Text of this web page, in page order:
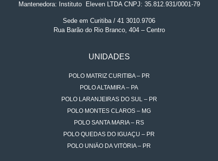
Mantenedora: Instituto. Eleven LTDA CNPJ: 35.812.931/0001-79
Sede em Curitiba / 41 3010.9706
Rua Barão do Rio Branco, 404 – Centro
UNIDADES
POLO MATRIZ CURITIBA – PR
POLO ALTAMIRA – PA
POLO LARANJEIRAS DO SUL – PR
POLO MONTES CLAROS – MG
POLO SANTA MARIA – RS
POLO QUEDAS DO IGUAÇU – PR
POLO UNIÃO DA VITÓRIA – PR